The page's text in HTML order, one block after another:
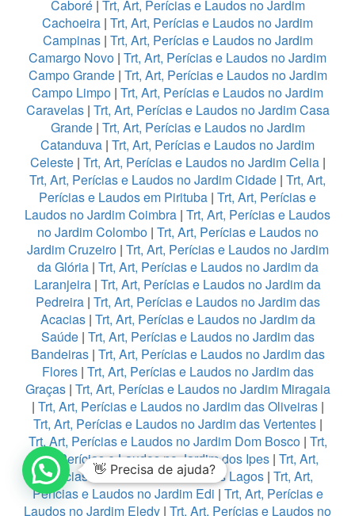
Caboré| Trt, Art, Perícias e Laudos no Jardim
Cachoeira | Trt, Art, Perícias e Laudos no Jardim
Campinas| Trt, Art, Perícias e Laudos no Jardim
Camargo Novo | Trt, Art, Perícias e Laudos no Jardim
Campo Grande| Trt, Art, Perícias e Laudos no Jardim
Campo Limpo | Trt, Art, Perícias e Laudos no Jardim
Caravelas| Trt, Art, Perícias e Laudos no Jardim Casa
Grande| Trt, Art, Perícias e Laudos no Jardim
Catanduva | Trt, Art, Perícias e Laudos no Jardim
Celeste| Trt, Art, Perícias e Laudos no Jardim Celia|
Trt, Art, Perícias e Laudos no Jardim Cidade | Trt, Art,
Perícias e Laudos em Pirituba | Trt, Art, Perícias e
Laudos no Jardim Coimbra | Trt, Art, Perícias e Laudos
no Jardim Colombo| Trt, Art, Perícias e Laudos no
Jardim Cruzeiro| Trt, Art, Perícias e Laudos no Jardim
da Glória| Trt, Art, Perícias e Laudos no Jardim da
Laranjeira | Trt, Art, Perícias e Laudos no Jardim da
Pedreira| Trt, Art, Perícias e Laudos no Jardim das
Acacias| Trt, Art, Perícias e Laudos no Jardim da
Saúde| Trt, Art, Perícias e Laudos no Jardim das
Bandeiras| Trt, Art, Perícias e Laudos no Jardim das
Flores| Trt, Art, Perícias e Laudos no Jardim das
Graças| Trt, Art, Perícias e Laudos no Jardim Miragaia
| Trt, Art, Perícias e Laudos no Jardim das Oliveiras|
Trt, Art, Perícias e Laudos no Jardim das Vertentes|
Trt, Art, Perícias e Laudos no Jardim Dom Bosco| Trt,
Art, Perícias e Laudos no Jardim dos Ipes | Trt, Art,
Perícias e Laudos no Jardim dos Lagos | Trt, Art,
Perícias e Laudos no Jardim Edi | Trt, Art, Perícias e
Laudos no Jardim Eledy | Trt, Art, Perícias e Laudos no
👋 Precisa de ajuda?